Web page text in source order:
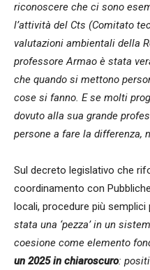
riconoscere che ci sono
l’attività del Cts (Comitato
valutazioni ambientali della
professore Armao è stata
che quando si mettono
cose si fanno. E se molti
dovuto alla sua grande
persone a fare la differenza,
Sul decreto legislativo che
coordinamento con
locali, procedure più
stata una ‘pezza’ in un
coesione come elemento
un 2025 in chiaroscuro: